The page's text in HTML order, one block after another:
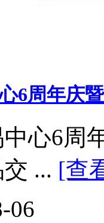
6周年庆
心6周
... [查
06